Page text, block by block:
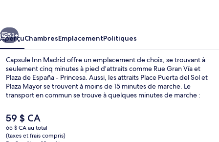
Suivant
53+
AperçuChambresEmplacementPolitiques
Capsule Inn Madrid offre un emplacement de choix, se trouvant à
seulement cinq minutes à pied d’attraits comme Rue Gran Vía et
Plaza de España - Princesa. Aussi, les attraits Place Puerta del Sol et
Plaza Mayor se trouvent à moins de 15 minutes de marche. Le
transport en commun se trouve à quelques minutes de marche :
est à 3 minutes.
Le
prix
actuel
59 $ CA
65 $ CA au total
(taxes et frais compris)